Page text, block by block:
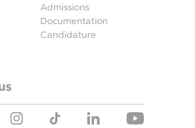
Admissions
Documentation
Candidature